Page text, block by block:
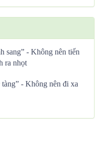
sang” - Không nên tiến
ra nhọt
- Không nên đi xa